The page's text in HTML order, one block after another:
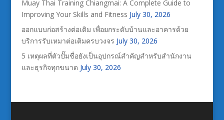
Muay Thai Training Chiangmai: A Complete Guide to
Improving Your Skills and Fitness July 30, 2026
ออกแบบก่อสร้างต่อเติม เพื่อยกระดับบ้านและอาคารด้วย
บริการรับเหมาต่อเติมครบวงจร July 30, 2026
5 เหตุผลที่ตัวปั๊มชื่อยังเป็นอุปกรณ์สำคัญสำหรับสำนักงาน
และธุรกิจทุกขนาด July 30, 2026